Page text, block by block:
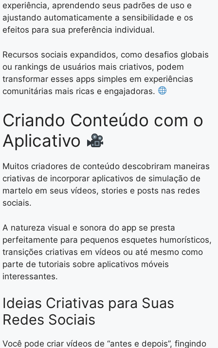
experiência, aprendendo seus padrões de uso e
ajustando automaticamente a sensibilidade e os
efeitos para sua preferência individual.
Recursos sociais expandidos, como desafios globais
ou rankings de usuários mais criativos, podem
transformar esses apps simples em experiências
comunitárias mais ricas e engajadoras.
Criando Conteúdo com o
Aplicativo
Muitos criadores de conteúdo descobriram maneiras
criativas de incorporar aplicativos de simulação de
martelo em seus vídeos, stories e posts nas redes
sociais.
A natureza visual e sonora do app se presta
perfeitamente para pequenos esquetes humorísticos,
transições criativas em vídeos ou até mesmo como
parte de tutoriais sobre aplicativos móveis
interessantes.
Ideias Criativas para Suas
Redes Sociais
Você pode criar vídeos de “antes e depois”, fingindo